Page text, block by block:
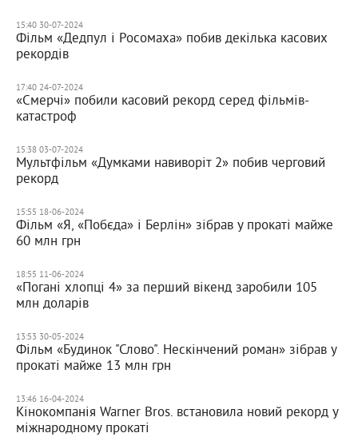
15:40 30-07-2024
Фільм «Дедпул і Росомаха» побив декілька касових
рекордів
17:40 24-07-2024
«Смерчі» побили касовий рекорд серед фільмів-
катастроф
15:38 03-07-2024
Мультфільм «Думками навиворіт 2» побив черговий
рекорд
15:55 18-06-2024
Фільм «Я, «Побєда» і Берлін» зібрав у прокаті майже
60 млн грн
18:55 11-06-2024
«Погані хлопці 4» за перший вікенд заробили 105
млн доларів
13:53 30-05-2024
Фільм «Будинок "Слово". Нескінчений роман» зібрав у
прокаті майже 13 млн грн
13:46 16-04-2024
Кінокомпанія Warner Bros. встановила новий рекорд у
міжнародному прокаті